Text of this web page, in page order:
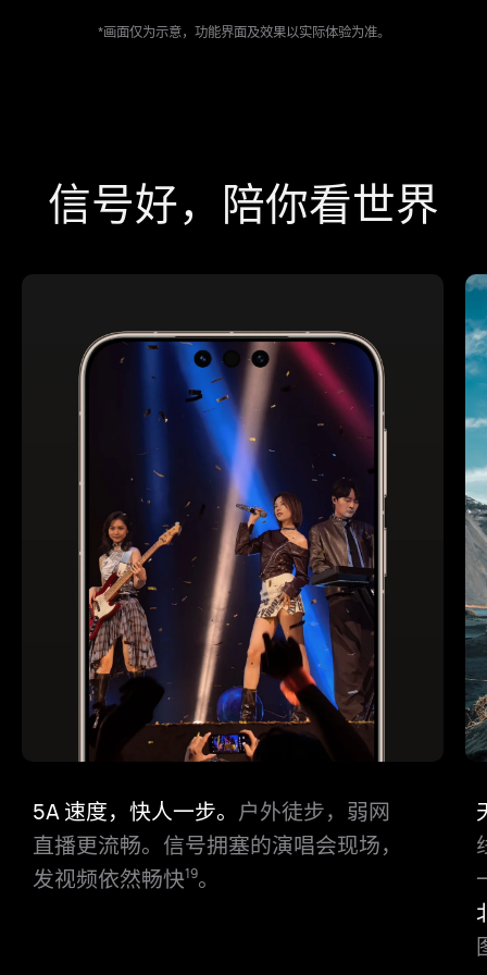
*画面仅为示意，功能界面及效果以实际体验为准。
信号好，陪你看世界
5A 速度，快人一步。 户外徒步，弱网
直播更流畅。 信号拥塞的演唱会现场，
发视频依然畅快19。